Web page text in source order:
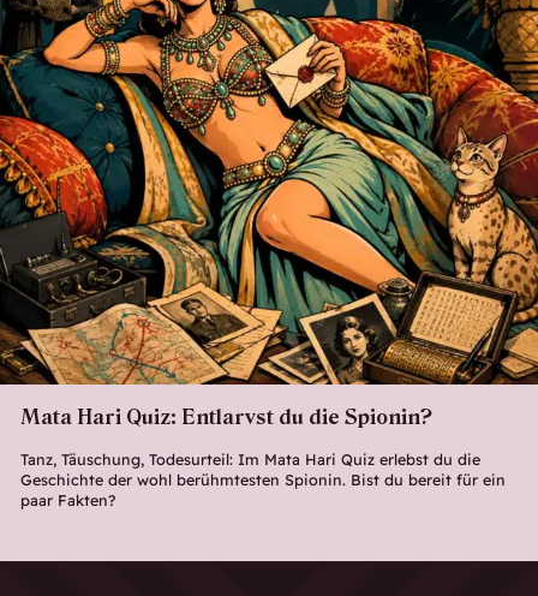
Mata Hari Quiz: Entlarvst du die Spionin?
Tanz, Täuschung, Todesurteil: Im Mata Hari Quiz erlebst du die
Geschichte der wohl berühmtesten Spionin. Bist du bereit für ein
paar Fakten?